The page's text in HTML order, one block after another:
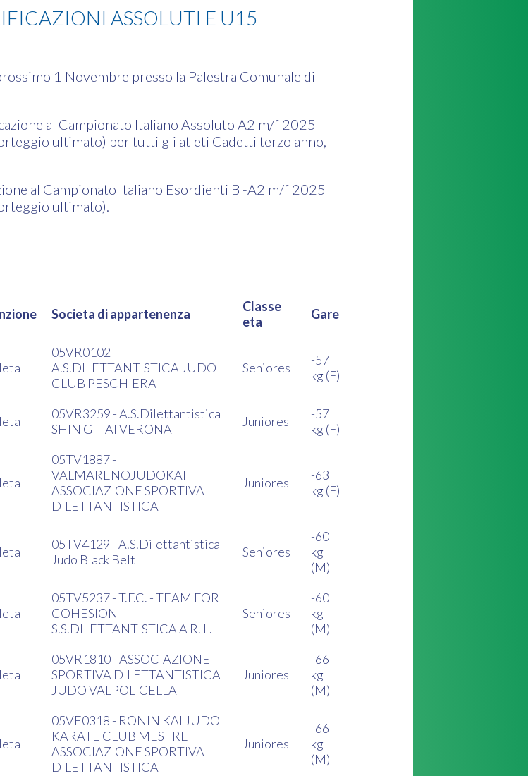
ASSOLUTI E U15
1 Novembre presso la Palestra Comunale di
al Campionato Italiano Assoluto A2 m/f 2025
ultimato) per tutti gli atleti Cadetti terzo anno,
al Campionato Italiano Esordienti B -A2 m/f 2025
ultimato).
Societa di appartenenza
Classe
eta
Gare
05VR0102 -
A.S.DILETTANTISTICA JUDO
CLUB PESCHIERA
Seniores
-57
kg (F)
05VR3259 - A.S.Dilettantistica
SHIN GI TAI VERONA
Juniores
-57
kg (F)
05TV1887 -
VALMARENOJUDOKAI
ASSOCIAZIONE SPORTIVA
DILETTANTISTICA
Juniores
-63
kg (F)
05TV4129 - A.S.Dilettantistica
Judo Black Belt
Seniores
-60
kg
(M)
05TV5237 - T.F.C. - TEAM FOR
COHESION
S.S.DILETTANTISTICA A R. L.
Seniores
-60
kg
(M)
05VR1810 - ASSOCIAZIONE
SPORTIVA DILETTANTISTICA
JUDO VALPOLICELLA
Juniores
-66
kg
(M)
05VE0318 - RONIN KAI JUDO
KARATE CLUB MESTRE
ASSOCIAZIONE SPORTIVA
DILETTANTISTICA
Juniores
-66
kg
(M)